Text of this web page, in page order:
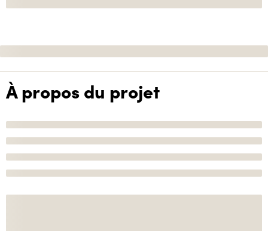
À propos du projet